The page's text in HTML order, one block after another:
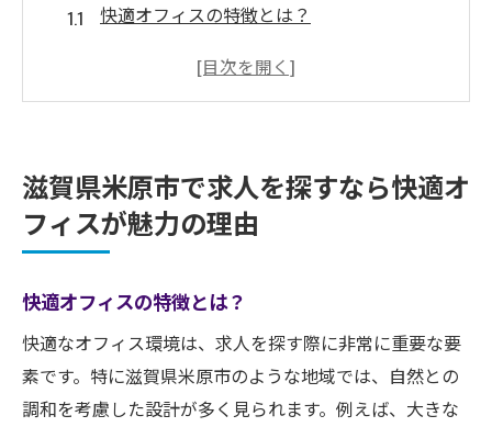
快適オフィスの特徴とは？
米原市でのオフィス環境がもたらすメリッ
職場環境にこだわる理由
快適オフィスがキャリアに与える影響
げる
米原市での求人情報の現状
快適オフィスで働くことのキャリアアップ
の可能性
滋賀県米原市で求人を探すなら快適オ
フィスが魅力の理由
快適オフィスの特徴とは？
快適なオフィス環境は、求人を探す際に非常に重要な要
素です。特に滋賀県米原市のような地域では、自然との
調和を考慮した設計が多く見られます。例えば、大きな